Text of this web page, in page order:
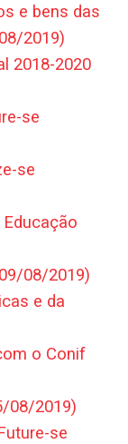
e bens das
2019)
2018-2020
se
se
08/2019)
e da
o Conif
08/2019)
se